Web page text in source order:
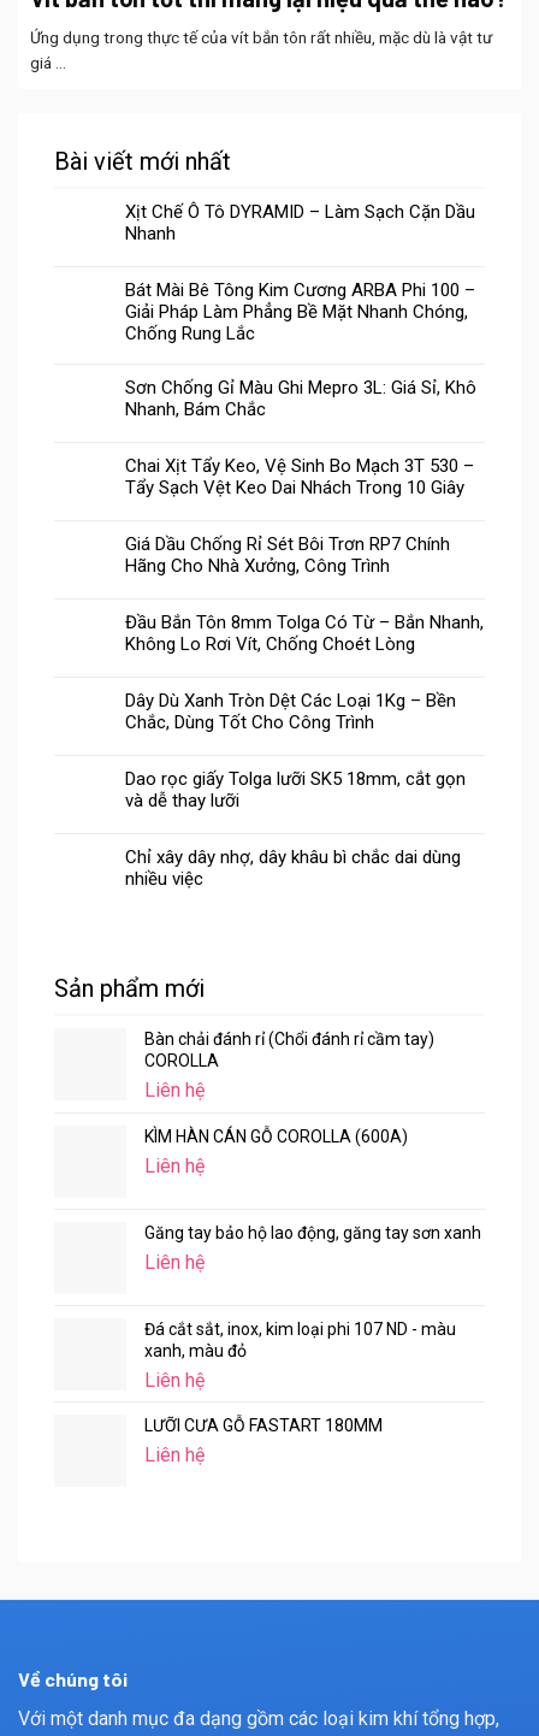
Ứng dụng trong thực tế của vít bắn tôn rất nhiều, mặc dù là vật tư
giá ...
Bài viết mới nhất
Xịt Chế Ô Tô DYRAMID – Làm Sạch Cặn Dầu
Nhanh
Bát Mài Bê Tông Kim Cương ARBA Phi 100 –
Giải Pháp Làm Phẳng Bề Mặt Nhanh Chóng,
Chống Rung Lắc
Sơn Chống Gỉ Màu Ghi Mepro 3L: Giá Sỉ, Khô
Nhanh, Bám Chắc
Chai Xịt Tẩy Keo, Vệ Sinh Bo Mạch 3T 530 –
Tẩy Sạch Vệt Keo Dai Nhách Trong 10 Giây
Giá Dầu Chống Rỉ Sét Bôi Trơn RP7 Chính
Hãng Cho Nhà Xưởng, Công Trình
Đầu Bắn Tôn 8mm Tolga Có Từ – Bắn Nhanh,
Không Lo Rơi Vít, Chống Choét Lòng
Dây Dù Xanh Tròn Dệt Các Loại 1Kg – Bền
Chắc, Dùng Tốt Cho Công Trình
Dao rọc giấy Tolga lưỡi SK5 18mm, cắt gọn
và dễ thay lưỡi
Chỉ xây dây nhợ, dây khâu bì chắc dai dùng
nhiều việc
Sản phẩm mới
Bàn chải đánh rỉ (Chổi đánh rỉ cầm tay)
COROLLA
Liên hệ
KÌM HÀN CÁN GỖ COROLLA (600A)
Liên hệ
Găng tay bảo hộ lao động, găng tay sơn xanh
Liên hệ
Đá cắt sắt, inox, kim loại phi 107 ND - màu
xanh, màu đỏ
Liên hệ
LƯỠI CƯA GỖ FASTART 180MM
Liên hệ
Về chúng tôi
Với một danh mục đa dạng gồm các loại kim khí tổng hợp,